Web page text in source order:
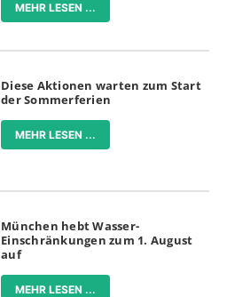
MEHR LESEN ...
Diese Aktionen warten zum Start
der Sommerferien
MEHR LESEN ...
München hebt Wasser-
Einschränkungen zum 1. August
auf
MEHR LESEN ...